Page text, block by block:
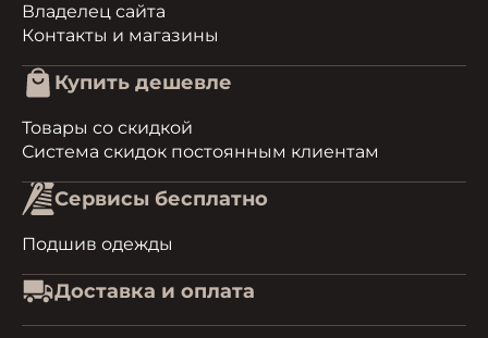
Владелец сайта
Контакты и магазины
Купить дешевле
Товары со скидкой
Система скидок постоянным клиентам
Сервисы бесплатно
Подшив одежды
Доставка и оплата